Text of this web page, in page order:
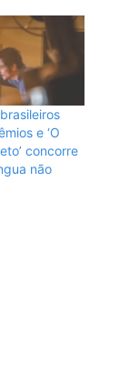
e ‘O
concorre
não